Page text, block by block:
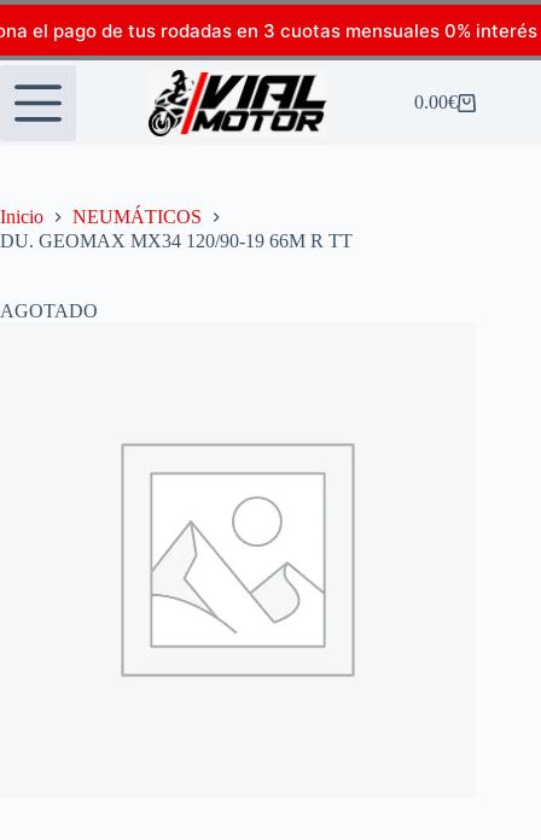
el pago de tus rodadas en 3 cuotas mensuales 0% interés
0.00€
Inicio
NEUMÁTICOS
DU. GEOMAX MX34 120/90-19 66M R TT
AGOTADO